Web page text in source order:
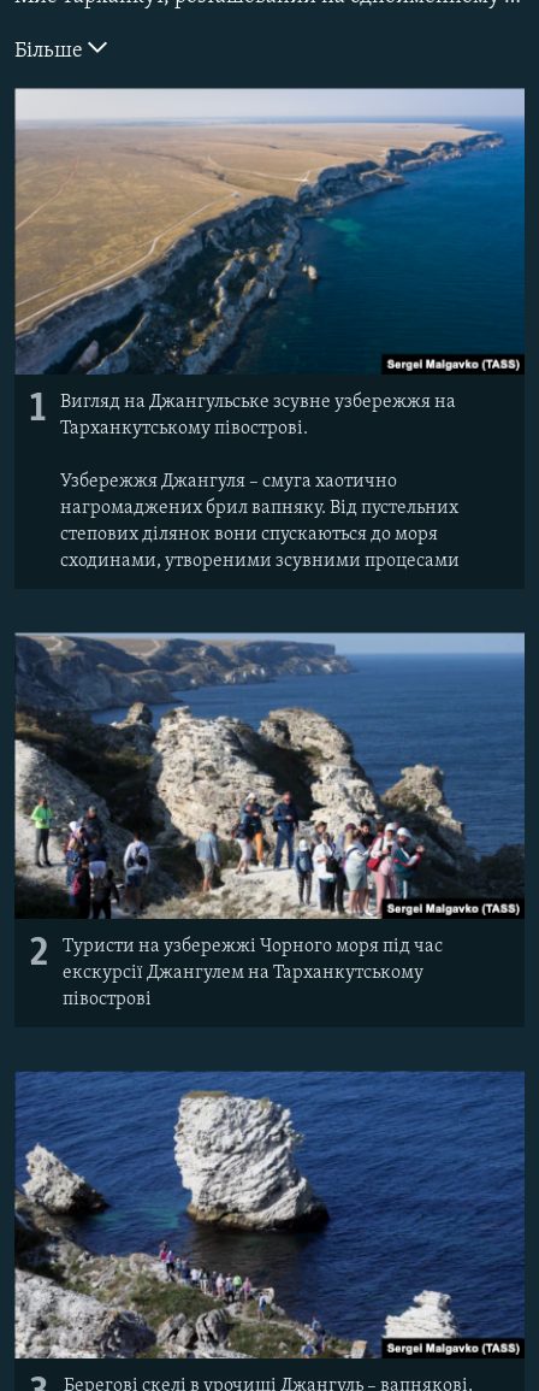
ІНФОГРАФІКА
Русский
Qırımtatar
Усі сайти RFE/RL
Більше
1
Вигляд на Джангульське зсувне узбережжя на
Тарханкутському півострові.
Узбережжя Джангуля – смуга хаотично
нагромаджених брил вапняку. Від пустельних
степових ділянок вони спускаються до моря
сходинами, утвореними зсувними процесами
2
Туристи на узбережжі Чорного моря під час
екскурсії Джангулем на Тарханкутському
півострові
Берегові скелі в урочищі Джангуль – вапнякові,